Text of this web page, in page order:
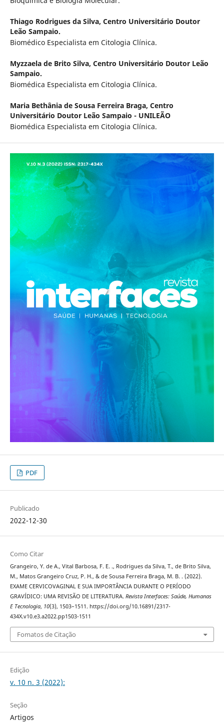
Thiago Rodrigues da Silva, Centro Universitário Doutor
Leão Sampaio.
Biomédico Especialista em Citologia Clínica.
Myzzaela de Brito Silva, Centro Universitário Doutor Leão
Sampaio.
Biomédica Especialista em Citologia Clínica.
Maria Bethânia de Sousa Ferreira Braga, Centro
Universitário Doutor Leão Sampaio - UNILEÃO
Biomédica Especialista em Citologia Clínica.
PDF
Publicado
2022-12-30
Como Citar
Grangeiro, Y. de A., Vital Barbosa, F. E. ., Rodrigues da Silva, T., de Brito Silva,
M., Matos Grangeiro Cruz, P. H., & de Sousa Ferreira Braga, M. B. . (2022).
EXAME CERVICOVAGINAL E SUA IMPORTÂNCIA DURANTE O PERÍODO
GRAVÍDICO: UMA REVISÃO DE LITERATURA. Revista Interfaces: Saúde, Humanas
E Tecnologia, 10(3), 1503–1511. https://doi.org/10.16891/2317-
434X.v10.e3.a2022.pp1503-1511
Fomatos de Citação
Edição
v. 10 n. 3 (2022):
Seção
Artigos